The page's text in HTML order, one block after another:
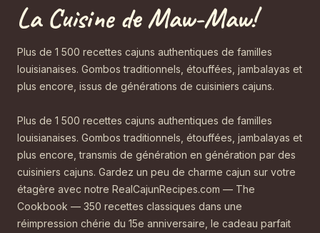
La Cuisine de Maw-Maw!
Plus de 1 500 recettes cajuns authentiques de familles
louisianaises. Gombos traditionnels, étouffées, jambalayas et
plus encore, issus de générations de cuisiniers cajuns.
Plus de 1 500 recettes cajuns authentiques de familles
louisianaises. Gombos traditionnels, étouffées, jambalayas et
plus encore, transmis de génération en génération par des
cuisiniers cajuns. Gardez un peu de charme cajun sur votre
étagère avec notre RealCajunRecipes.com — The
Cookbook — 350 recettes classiques dans une
réimpression chérie du 15e anniversaire, le cadeau parfait